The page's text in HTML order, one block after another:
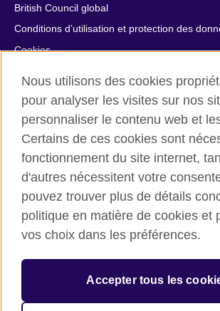
British Council global
Conditions d’utilisation et protection des
Cookies
© 2026 British Council
British Council in France société par actions
unipersonnelle est une filiale du British
internationale britannique dédiée aux
et des relations culturelles. British Council in
actions simplifiée unipersonnelle est une
France avec le numéro RCS Paris n° 847
9/11 rue de Constantine, 75007 Paris,
209131 (Angleterre et Pays de Galles) et
Adresse : 1 Redman Place, Stratford, London
Royaume-Uni.
Nous utilisons des cookies
pour analyser les visites sur nos
personnaliser le contenu web et
Certains de ces cookies sont
fonctionnement du site internet,
d'autres nécessitent votre
pouvez trouver plus de détails
politique en matière de cookies et
vos choix dans les préférences.
Accepter tous les